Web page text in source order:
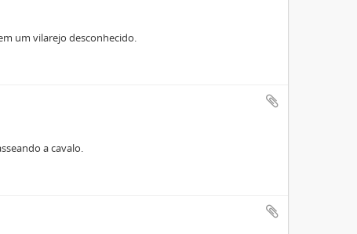
um vilarejo desconhecido.
a cavalo.